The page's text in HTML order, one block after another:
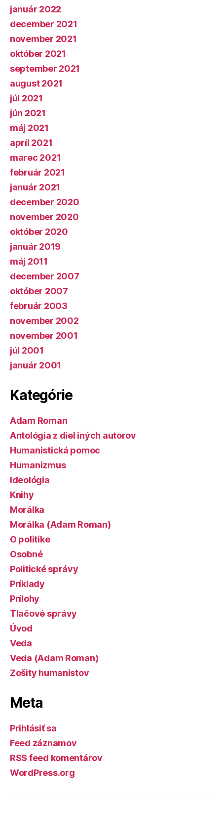
január 2022
december 2021
november 2021
október 2021
september 2021
august 2021
júl 2021
jún 2021
máj 2021
apríl 2021
marec 2021
február 2021
január 2021
december 2020
november 2020
október 2020
január 2019
máj 2011
december 2007
október 2007
február 2003
november 2002
november 2001
júl 2001
január 2001
Kategórie
Adam Roman
Antológia z diel iných autorov
Humanistická pomoc
Humanizmus
Ideológia
Knihy
Morálka
Morálka (Adam Roman)
O politike
Osobné
Politické správy
Príklady
Prílohy
Tlačové správy
Úvod
Veda
Veda (Adam Roman)
Zošity humanistov
Meta
Prihlásiť sa
Feed záznamov
RSS feed komentárov
WordPress.org